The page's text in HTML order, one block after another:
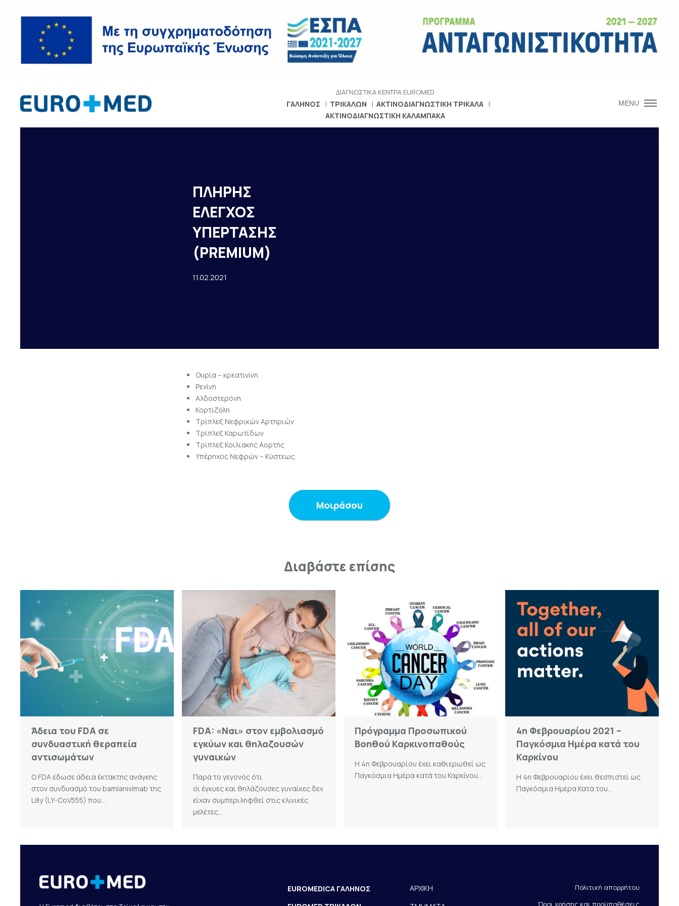
ΔΙΑΓΝΩΣΤΙΚΑ ΚΕΝΤΡΑ EUROMED
ΓΑΛΗΝΟΣ ΤΡΙΚΑΛΩΝ
ΑΚΤΙΝΟΔΙΑΓΝΩΣΤΙΚΗ ΤΡΙΚΑΛΑ
ΑΚΤΙΝΟΔΙΑΓΝΩΣΤΙΚΗ ΚΑΛΑΜΠΑΚΑ
MENU
ΠΛΗΡΗΣ
ΕΛΕΓΧΟΣ
ΥΠΕΡΤΑΣΗΣ
(PREMIUM)
11.02.2021
Ουρία – κρεατινίνη
Ρενίνη
Αλδοστερόνη
Κορτιζόλη
Τρίπλεξ Νεφρικών Αρτηριών
Τρίπλεξ Καρωτίδων
Τρίπλεξ Κοιλιακής Αορτής
Υπέρηχος Νεφρών – Κύστεως
Μοιράσου
Διαβάστε επίσης
Άδεια του FDA σε
συνδυαστική θεραπεία
αντισωμάτων
Ο FDA έδωσε άδεια έκτακτης ανάγκης
στον συνδυασμό του bamlanivimab της
Lilly (LY-CoV555) που...
FDA: «Ναι» στον εμβολιασμό
εγκύων και θηλαζουσών
γυναικών
Παρά το γεγονός ότι
οι έγκυες και θηλάζουσες γυναίκες δεν
είχαν συμπεριληφθεί στις κλινικές
μελέτες...
Πρόγραμμα Προσωπικού
Βοηθού Καρκινοπαθούς
Η 4η Φεβρουαρίου έχει καθιερωθεί ως
Παγκόσμια Ημέρα κατά του Καρκίνου...
4η Φεβρουαρίου 2021 –
Παγκόσμια Ημέρα κατά του
Καρκίνου
Η 4η Φεβρουαρίου έχει θεσπιστεί ως
Παγκόσμια Ημέρα Κατά του...
EUROMEDICA ΓΑΛΗΝΟΣ
ΑΡΧΙΚΗ
Πολιτική απορρήτου
Όροι χρήσης και προϋποθέσεις